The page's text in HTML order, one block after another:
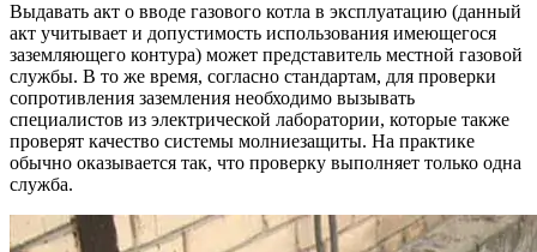
Выдавать акт о вводе газового котла в эксплуатацию (данный
акт учитывает и допустимость использования имеющегося
заземляющего контура) может представитель местной газовой
службы. В то же время, согласно стандартам, для проверки
сопротивления заземления необходимо вызывать
специалистов из электрической лаборатории, которые также
проверят качество системы молниезащиты. На практике
обычно оказывается так, что проверку выполняет только одна
служба.